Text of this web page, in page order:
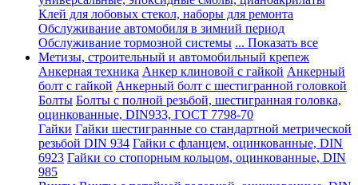
Клей для лобовых стекол, наборы для ремонта
Обслуживание автомобиля в зимний период
Обслуживание тормозной системы ... Показать все
Метизы, строительный и автомобильный крепеж
Анкерная техника Анкер клиновой с гайкой Анкерный
болт с гайкой Анкерный болт с шестигранной головкой
Болты Болты с полной резьбой, шестигранная головка,
оцинкованные, DIN933, ГОСТ 7798-70
Гайки Гайки шестигранные со стандартной метрической
резьбой DIN 934 Гайки с фланцем, оцинкованные, DIN
6923 Гайки со стопорным кольцом, оцинкованные, DIN
985